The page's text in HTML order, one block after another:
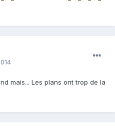
mais... Les plans ont trop de la